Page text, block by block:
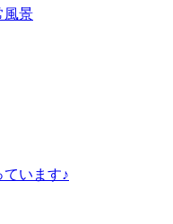
風景
います♪